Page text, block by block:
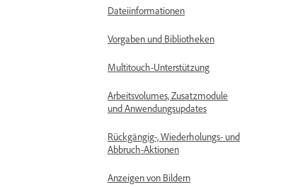
Dateiinformationen
Vorgaben und Bibliotheken
Multitouch-Unterstützung
Arbeitsvolumes, Zusatzmodule
und Anwendungsupdates
Rückgängig-, Wiederholungs- und
Abbruch-Aktionen
Anzeigen von Bildern